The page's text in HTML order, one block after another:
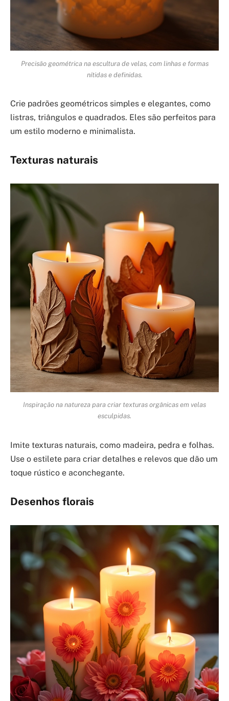
Precisão geométrica na escultura de velas, com linhas e formas
nítidas e definidas.
Crie padrões geométricos simples e elegantes, como
listras, triângulos e quadrados. Eles são perfeitos para
um estilo moderno e minimalista.
Texturas naturais
Inspiração na natureza para criar texturas orgânicas em velas
esculpidas.
Imite texturas naturais, como madeira, pedra e folhas.
Use o estilete para criar detalhes e relevos que dão um
toque rústico e aconchegante.
Desenhos florais